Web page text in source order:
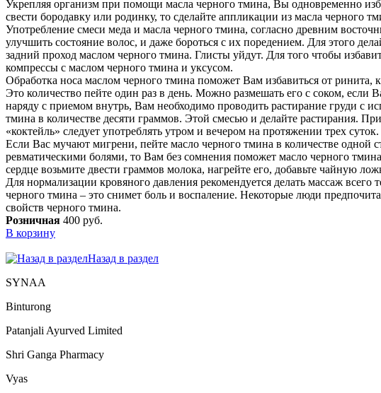
Укрепляя организм при помощи масла черного тмина, Вы одновременно
свести бородавку или родинку, то сделайте аппликации из масла черного
Употребление смеси меда и масла черного тмина, согласно древним
улучшить состояние волос, и даже бороться с их поредением. Для этого
задний проход маслом черного тмина. Глисты уйдут. Для того чтобы
компрессы с маслом черного тмина и уксусом.
Обработка носа маслом черного тмина поможет Вам избавиться от
Это количество пейте один раз в день. Можно размешать его с соком,
наряду с приемом внутрь, Вам необходимо проводить растирание груди с
тмина в количестве десяти граммов. Этой смесью и делайте растирания.
«коктейль» следует употреблять утром и вечером на протяжении трех суток.
Если Вас мучают мигрени, пейте масло черного тмина в количестве одной
ревматическими болями, то Вам без сомнения поможет масло черного
сердце возьмите двести граммов молока, нагрейте его, добавьте чайную
Для нормализации кровяного давления рекомендуется делать массаж
черного тмина – это снимет боль и воспаление. Некоторые люди
свойств черного тмина.
Розничная 400 руб.
В корзину
Назад в раздел
SYNAA
Binturong
Patanjali Ayurved Limited
Shri Ganga Pharmacy
Vyas